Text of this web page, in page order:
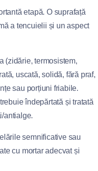
etapă. O suprafață
a tencuielii și un aspect
(zidărie, termosistem,
uscată, solidă, fără praf,
sau porțiuni friabile.
îndepărtată și tratată
antialge.
semnificative sau
cu mortar adecvat și